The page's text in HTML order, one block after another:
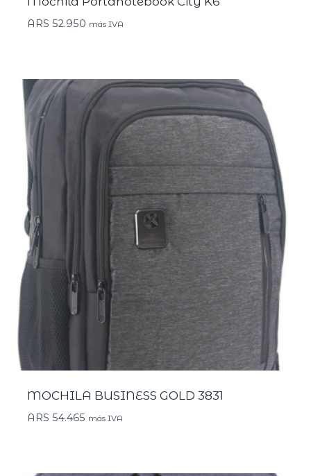
ARS 52.950 más IVA
MOCHILA BUSINESS GOLD 3831
ARS 54.465 más IVA